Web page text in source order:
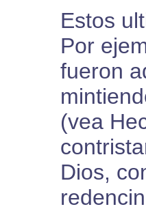
Estos
Por
fueron
(vea
Dios,